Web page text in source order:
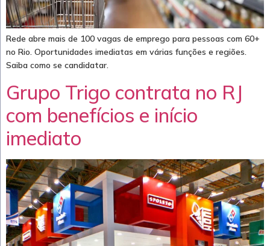
Rede abre mais de 100 vagas de emprego para pessoas com 60+
no Rio. Oportunidades imediatas em várias funções e regiões.
Saiba como se candidatar.
Grupo Trigo contrata no RJ
com benefícios e início
imediato